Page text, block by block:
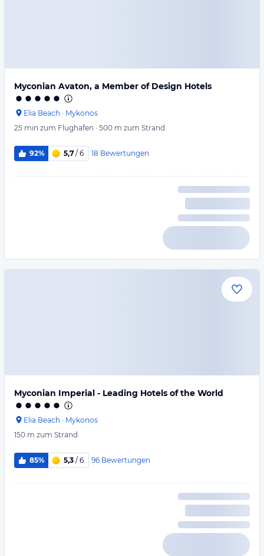
Myconian Avaton, a Member of Design Hotels
Elia Beach · Mykonos
25 min zum Flughafen · 500 m zum Strand
92% 5,7 / 6 18 Bewertungen
Myconian Imperial - Leading Hotels of the World
Elia Beach · Mykonos
150 m zum Strand
85% 5,3 / 6 96 Bewertungen